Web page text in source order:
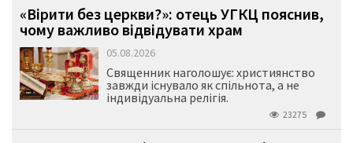
«Вірити без церкви?»: отець УГКЦ пояснив,
чому важливо відвідувати храм
05.08.2026
Священник наголошує: християнство
завжди існувало як спільнота, а не
індивідуальна релігія.
23275